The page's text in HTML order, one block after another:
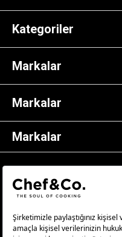
Kategoriler
Markalar
Markalar
Markalar